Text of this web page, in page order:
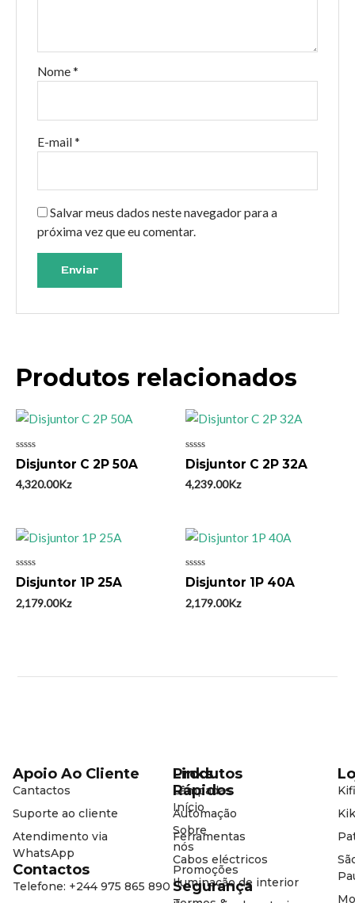
Nome *
E-mail *
Salvar meus dados neste navegador para a
próxima vez que eu comentar.
Produtos relacionados
Avaliação
0
de
5
Disjuntor C 2P 50A
4,320.00Kz
Avaliação
0
de
5
Disjuntor C 2P 32A
4,239.00Kz
Avaliação
0
de
5
Disjuntor 1P 25A
2,179.00Kz
Avaliação
0
de
5
Disjuntor 1P 40A
2,179.00Kz
Produtos
Lâmpadas
Automação
Ferramentas
Cabos eléctricos
Iluminação de interior
Links
Rápidos
Início
Sobre
nós
Promoções
Segurança
Apoio Ao Cliente
Cantactos
Suporte ao cliente
Atendimento via
WhatsApp
Contactos
Telefone: +244 975 865 890